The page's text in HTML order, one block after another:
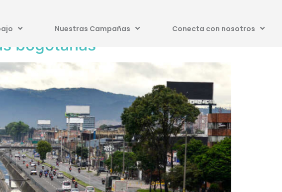
Nuestras Campañas Conecta con nosotros
bogotanas